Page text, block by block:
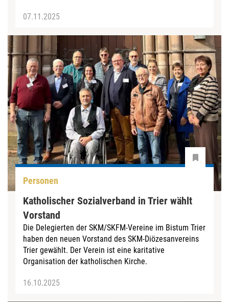
07.11.2025
Personen
Katholischer Sozialverband in Trier wählt
Vorstand
Die Delegierten der SKM/SKFM-Vereine im Bistum Trier
haben den neuen Vorstand des SKM-Diözesanvereins
Trier gewählt. Der Verein ist eine karitative
Organisation der katholischen Kirche.
16.10.2025